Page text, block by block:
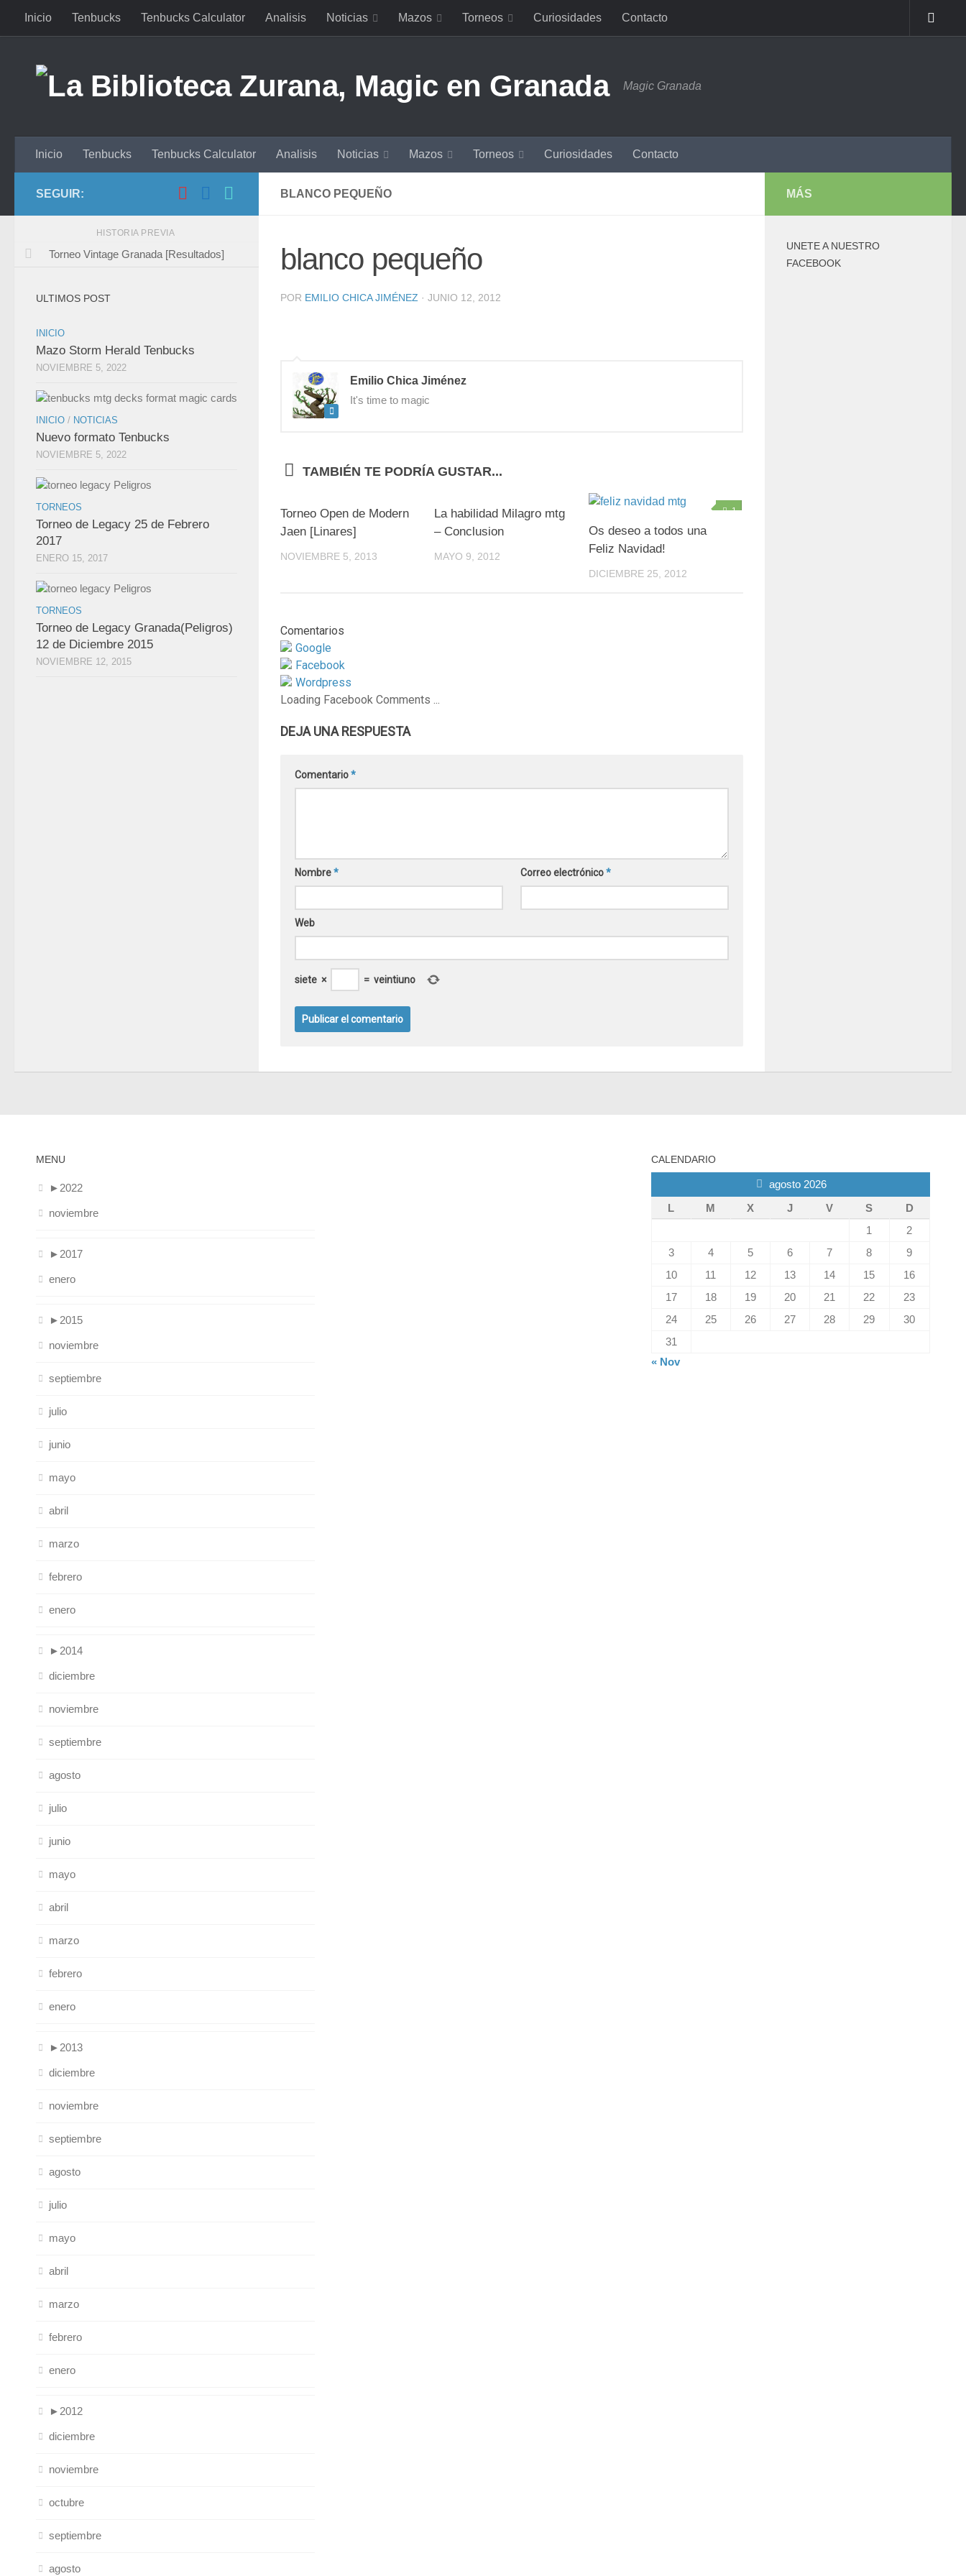
Saltar al contenido
Inicio Tenbucks Tenbucks Calculator Analisis Noticias Mazos Torneos Curiosidades Contacto
Magic Granada
Inicio Tenbucks Tenbucks Calculator Analisis Noticias Mazos Torneos Curiosidades Contacto
BLANCO PEQUEÑO
blanco pequeño
POR EMILIO CHICA JIMÉNEZ · JUNIO 12, 2012
Emilio Chica Jiménez
It's time to magic
TAMBIÉN TE PODRÍA GUSTAR...
Torneo Open de Modern
Jaen [Linares]
NOVIEMBRE 5, 2013
La habilidad Milagro mtg
– Conclusion
MAYO 9, 2012
1
Os deseo a todos una
Feliz Navidad!
DICIEMBRE 25, 2012
Comentarios
Google
Facebook
Wordpress
Loading Facebook Comments ...
DEJA UNA RESPUESTA
Comentario*
Nombre* Correo electrónico*
Web
siete × = veintiuno
SEGUIR:
HISTORIA PREVIA
Torneo Vintage Granada [Resultados]
ULTIMOS POST
INICIO
Mazo Storm Herald Tenbucks
NOVIEMBRE 5, 2022
INICIO / NOTICIAS
Nuevo formato Tenbucks
NOVIEMBRE 5, 2022
TORNEOS
Torneo de Legacy 25 de Febrero
2017
ENERO 15, 2017
TORNEOS
Torneo de Legacy Granada(Peligros)
12 de Diciembre 2015
NOVIEMBRE 12, 2015
MÁS
UNETE A NUESTRO
FACEBOOK
MENU
► 2022
noviembre
► 2017
enero
► 2015
noviembre
septiembre
julio
junio
mayo
abril
marzo
febrero
enero
► 2014
diciembre
noviembre
septiembre
agosto
julio
junio
mayo
abril
marzo
febrero
enero
► 2013
diciembre
noviembre
septiembre
agosto
julio
mayo
abril
marzo
febrero
enero
► 2012
diciembre
noviembre
octubre
septiembre
agosto
CALENDARIO
agosto 2026
L
M X J V S
D
1
2
3
4 5 6 7 8
9
10
11 12 13 14 15
16
17
18 19 20 21 22
23
24
25 26 27 28 29
30
31
« Nov